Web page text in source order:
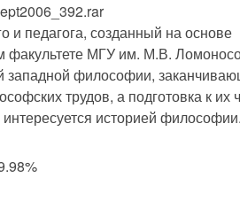
и педагога, созданный на основе
факультете МГУ им. М.В.
западной философии,
трудов, а подготовка к их
историей философии.